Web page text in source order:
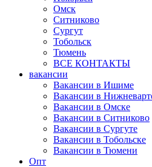
Омск
Ситниково
Сургут
Тобольск
Тюмень
ВСЕ КОНТАКТЫ
вакансии
Вакансии в Ишиме
Вакансии в
Вакансии в Омске
Вакансии в Ситниково
Вакансии в Сургуте
Вакансии в Тобольске
Вакансии в Тюмени
Опт